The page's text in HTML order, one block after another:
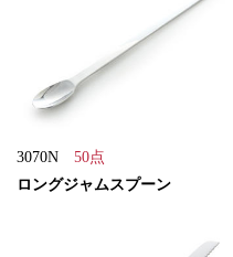
3070N 50点
ロングジャムスプーン